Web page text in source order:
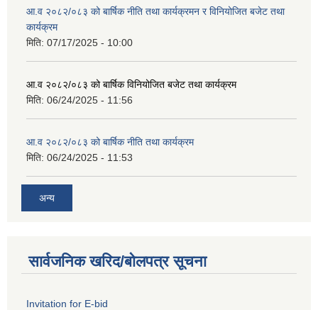
आ.व २०८२/०८३ को बार्षिक नीति तथा कार्यक्रमन र विनियोजित बजेट तथा
कार्यक्रम
मिति: 07/17/2025 - 10:00
आ.व २०८२/०८३ को बार्षिक विनियोजित बजेट तथा कार्यक्रम
मिति: 06/24/2025 - 11:56
आ.व २०८२/०८३ को बार्षिक नीति तथा कार्यक्रम
मिति: 06/24/2025 - 11:53
अन्य
सार्वजनिक खरिद/बोलपत्र सूचना
Invitation for E-bid